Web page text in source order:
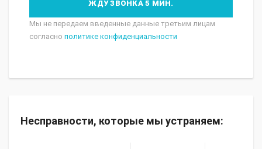
Мы не передаем введенные данные третьим лицам
согласно политике конфиденциальности
Несправности, которые мы устраняем: